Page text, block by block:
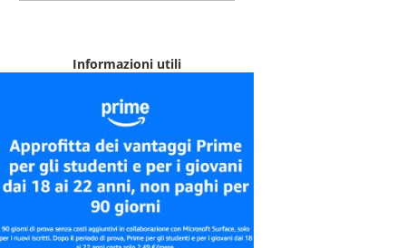
Informazioni utili